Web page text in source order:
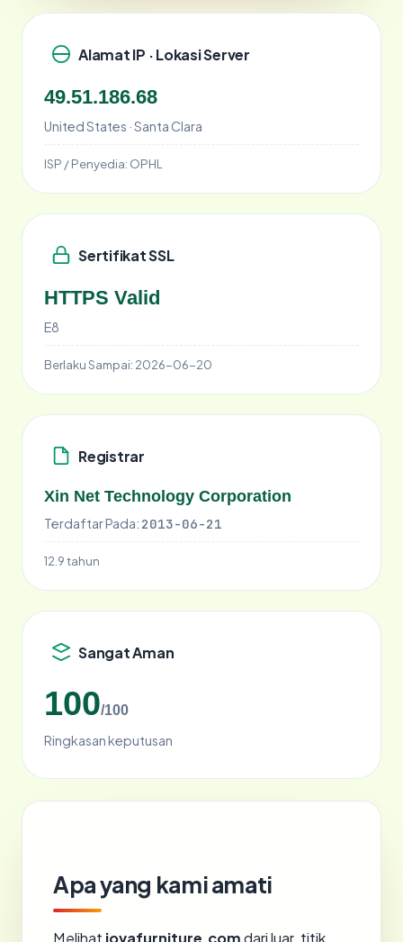
Alamat IP · Lokasi Server
49.51.186.68
United States · Santa Clara
ISP / Penyedia: OPHL
Sertifikat SSL
HTTPS Valid
E8
Berlaku Sampai: 2026-06-20
Registrar
Xin Net Technology Corporation
Terdaftar Pada: 2013-06-21
12.9 tahun
Sangat Aman
100/100
Ringkasan keputusan
Apa yang kami amati
Melihat jovafurniture.comdari luar, titik